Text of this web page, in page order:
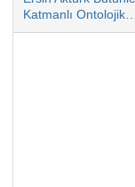
Katmanlı